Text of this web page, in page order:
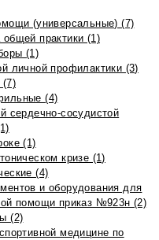
(универсальные) (7)
практики (1)
(1)
личной профилактики (3)
(7)
(4)
сердечно-сосудистой
(1)
кризе (1)
(4)
и оборудования для
помощи приказ №923н (2)
(2)
медицине по